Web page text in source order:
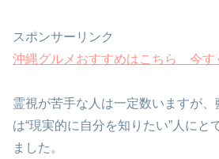
スポンサーリンク
沖縄グルメおすすめはこちら 今す
霊視が苦手な人は一定数いますが
は“現実的に自分を知りたい”人にと
ました。